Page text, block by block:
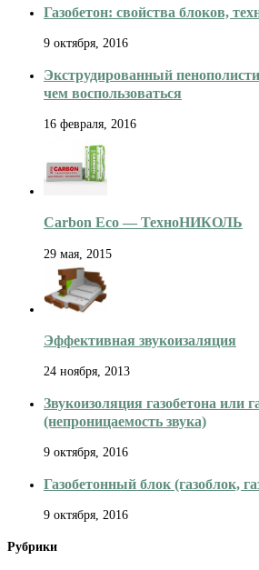
Газобетон: свойства блоков,
9 октября, 2016
Экструдированный
чем воспользоваться
16 февраля, 2016
Carbon Eco — ТехноНИКОЛЬ
29 мая, 2015
Эффективная звукоизаляция
24 ноября, 2013
Звукоизоляция газобетона или
(непроницаемость звука)
9 октября, 2016
Газобетонный блок (газоблок,
9 октября, 2016
Рубрики